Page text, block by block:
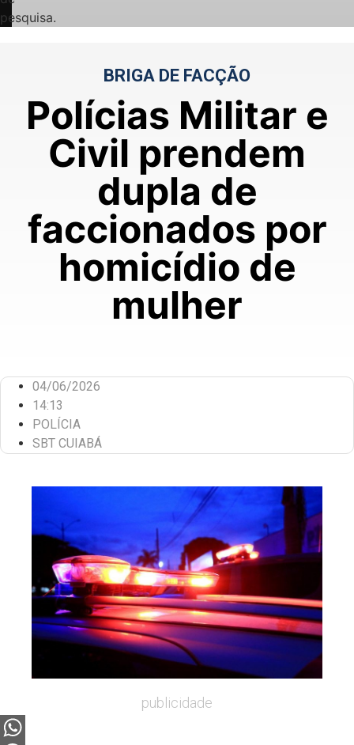
pesquisa.
BRIGA DE FACÇÃO
Polícias Militar e
Civil prendem
dupla de
faccionados por
homicídio de
mulher
04/06/2026
14:13
POLÍCIA
SBT CUIABÁ
publicidade